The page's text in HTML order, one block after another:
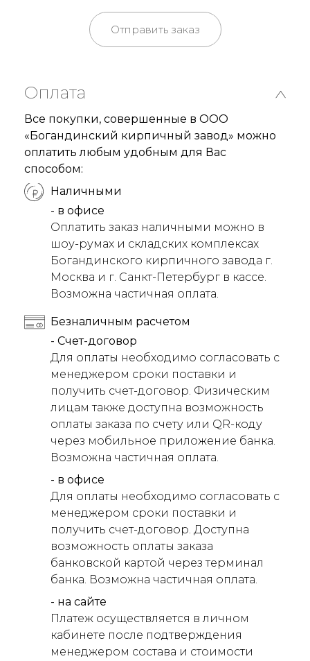
Отправить заказ
Оплата
Все покупки, совершенные в ООО
«Богандинский кирпичный завод» можно
оплатить любым удобным для Вас
способом:
Наличными
- в офисе
Оплатить заказ наличными можно в
шоу-румах и складских комплексах
Богандинского кирпичного завода г.
Москва и г. Санкт-Петербург в кассе.
Возможна частичная оплата.
Безналичным расчетом
- Счет-договор
Для оплаты необходимо согласовать с
менеджером сроки поставки и
получить счет-договор. Физическим
лицам также доступна возможность
оплаты заказа по счету или QR-коду
через мобильное приложение банка.
Возможна частичная оплата.
- в офисе
Для оплаты необходимо согласовать с
менеджером сроки поставки и
получить счет-договор. Доступна
возможность оплаты заказа
банковской картой через терминал
банка. Возможна частичная оплата.
- на сайте
Платеж осуществляется в личном
кабинете после подтверждения
менеджером состава и стоимости